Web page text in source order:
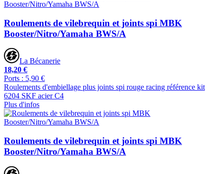
Roulements de vilebrequin et joints spi MBK
Booster/Nitro/Yamaha BWS/A
La Bécanerie
18,20 €
Ports : 5,90 €
Roulements d'embiellage plus joints spi rouge racing référence kit
6204 SKF acier C4
Plus d'infos
Roulements de vilebrequin et joints spi MBK
Booster/Nitro/Yamaha BWS/A